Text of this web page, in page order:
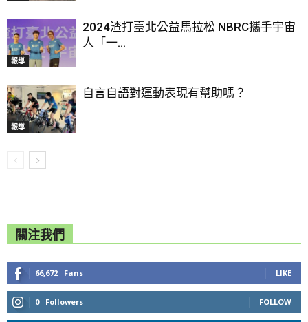
報導
2024渣打臺北公益馬拉松 NBRC攜手宇宙
人「一...
報導
自言自語對運動表現有幫助嗎？
關注我們
66,672 Fans LIKE
0 Followers FOLLOW